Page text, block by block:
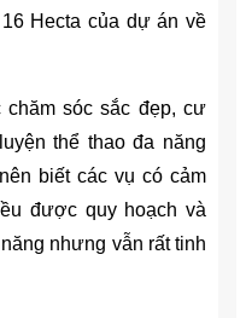
Hecta của dự án về
sóc sắc đẹp, cư
thể thao đa năng
biết các vụ có cảm
được quy hoạch và
nhưng vẫn rất tinh